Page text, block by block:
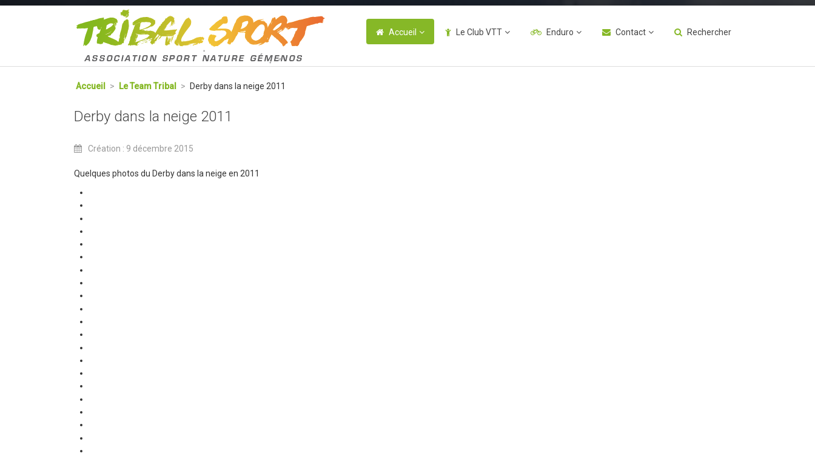
Accueil Le Club VTT Enduro Contact Rechercher
Accueil > Le Team Tribal > Derby dans la neige 2011
Derby dans la neige 2011
Création : 9 décembre 2015
Quelques photos du Derby dans la neige en 2011